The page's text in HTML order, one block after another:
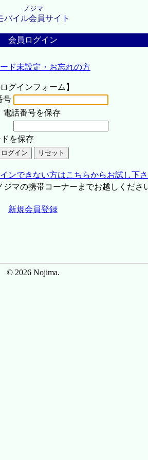
ノジマ
バイル会員サイト
会員ログイン
ド未設定・お忘れの方
ログインフォーム】
号
電話番号を保存
を保存
ンできない方はこちらからお試し下
マの携帯コーナーまでお越しくださ
新規会員登録
© 2026 Nojima.